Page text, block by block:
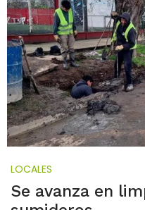
LOCALES
Se avanza en